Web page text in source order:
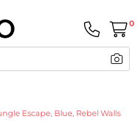
0
Escape, Blue, Rebel Walls